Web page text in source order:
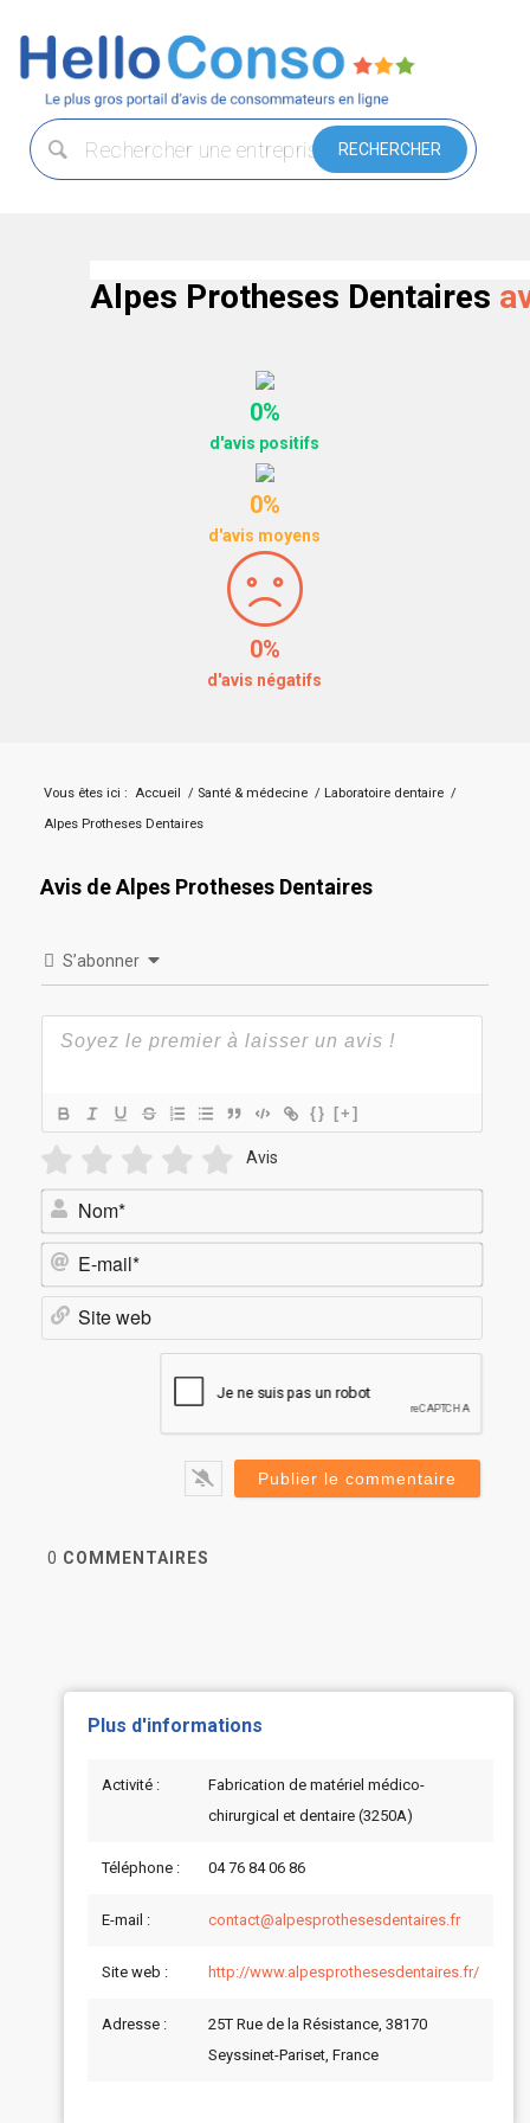
Alpes Protheses Dentaires
0%
d'avis positifs
0%
d'avis moyens
0%
d'avis négatifs
Vous êtes ici : Accueil / Santé & médecine / Laboratoire dentaire /
Alpes Protheses Dentaires
Avis de Alpes Protheses Dentaires
S’abonner
{} [+]
Avis
Nom*
E-
0 COMMENTAIRES
Plus d'informations
Activité :
Fabrication de matériel médico-
chirurgical et dentaire (3250A)
Téléphone : 04 76 84 06 86
E-mail : contact@alpesprothesesdentaires.fr
Site web : http://www.alpesprothesesdentaires.fr/
Adresse :
25T Rue de la Résistance, 38170
Seyssinet-Pariset, France